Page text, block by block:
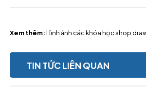
Xem thêm:Hình ảnh các khóa học shop
TIN TỨC LIÊN QUAN